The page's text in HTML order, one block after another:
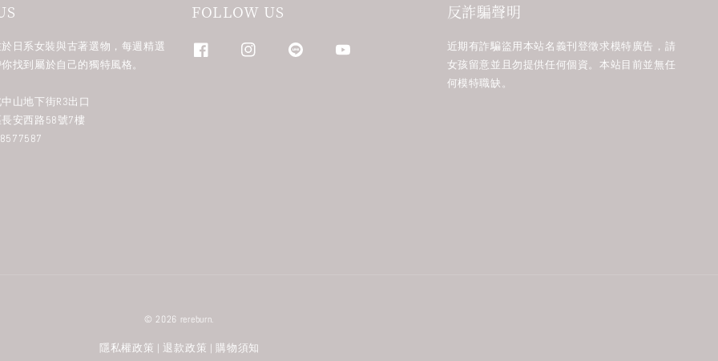
於日系女裝與古著選物，每週精選
找到屬於自己的獨特風格。
山地下街R3出口
安西路58號7樓
FOLLOW US 反詐騙聲明
近期有詐騙盜用本站名義刊登徵求模特廣告，請
女孩留意並且勿提供任何個資。本站目前並無任
何模特職缺。
© 2026 rereburn.
隱私權政策 | 退款政策 | 購物須知